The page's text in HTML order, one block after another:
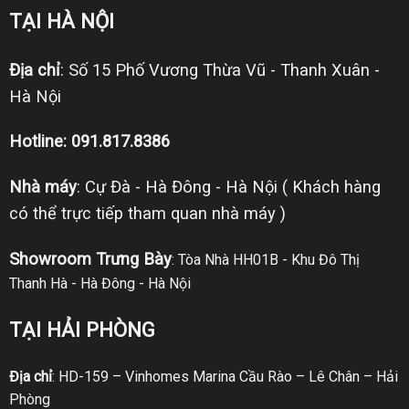
TẠI HÀ NỘI
Địa chỉ: Số 15 Phố Vương Thừa Vũ - Thanh Xuân -
Hà Nội
Hotline: 091.817.8386
Nhà máy: Cự Đà - Hà Đông - Hà Nội ( Khách hàng
có thể trực tiếp tham quan nhà máy )
Showroom Trưng Bày: Tòa Nhà HH01B - Khu Đô Thị
Thanh Hà - Hà Đông - Hà Nội
TẠI HẢI PHÒNG
Địa chỉ: HD-159 – Vinhomes Marina Cầu Rào – Lê Chân – Hải
Phòng